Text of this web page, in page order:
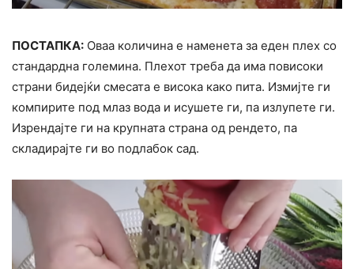
ПОСТАПКА: Оваа количина е наменета за еден плех со
стандардна големина. Плехот треба да има повисоки
страни бидејќи смесата е висока како пита. Измијте ги
компирите под млаз вода и исушете ги, па излупете ги.
Изрендајте ги на крупната страна од рендето, па
складирајте ги во подлабок сад.